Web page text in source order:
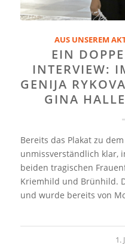
AUS UNSEREM
EIN
INTERVIEW:
GENIJA
GINA
Bereits das Plakat zu
unmissverständlich klar,
beiden tragischen
Kriemhild und Brünhild.
und wurde bereits von
1.